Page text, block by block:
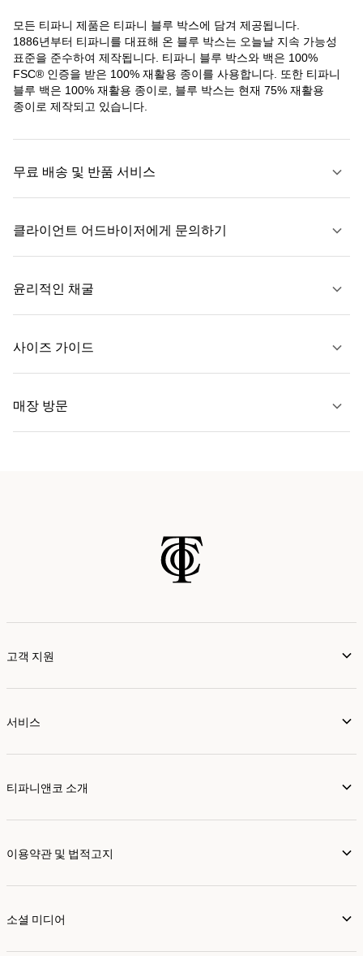
모든 티파니 제품은 티파니 블루 박스에 담겨 제공됩니다.
1886년부터 티파니를 대표해 온 블루 박스는 오늘날 지속 가능성
표준을 준수하여 제작됩니다. 티파니 블루 박스와 백은 100%
FSC® 인증을 받은 100% 재활용 종이를 사용합니다. 또한 티파니
블루 백은 100% 재활용 종이로, 블루 박스는 현재 75% 재활용
종이로 제작되고 있습니다.
무료 배송 및 반품 서비스
자세히 보기
클라이언트 어드바이저에게 문의하기
윤리적인 채굴
사이즈 가이드
자세히 보기
매장 방문
고객 지원
서비스
티파니앤코 소개
이용약관 및 법적고지
소셜 미디어